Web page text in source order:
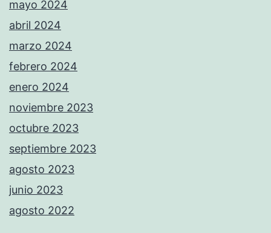
mayo 2024
abril 2024
marzo 2024
febrero 2024
enero 2024
noviembre 2023
octubre 2023
septiembre 2023
agosto 2023
junio 2023
agosto 2022